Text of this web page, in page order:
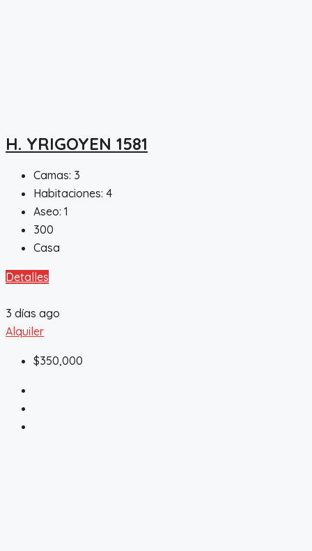
H. YRIGOYEN 1581
Camas: 3
Habitaciones: 4
Aseo: 1
300
Casa
Detalles
3 días ago
Alquiler
$350,000